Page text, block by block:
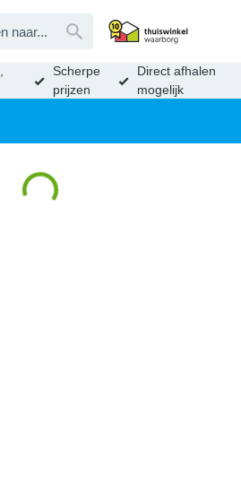
Scherpe
prijzen
Direct afhalen
mogelijk